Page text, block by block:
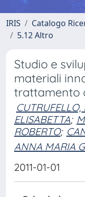
IRIS Catalogo
5.12 Altro
Studio e
materiali
trattamento
ELISABETTA;
ROBERTO;
ANNA MARIA
2011-01-01